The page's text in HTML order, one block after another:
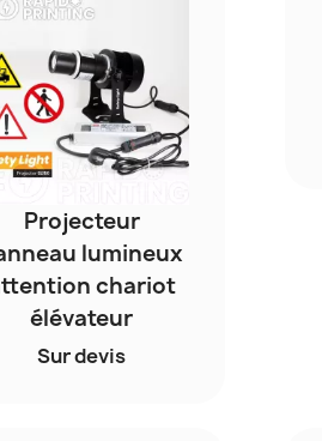
Projecteur
lumineux
chariot
élévateur
Sur devis